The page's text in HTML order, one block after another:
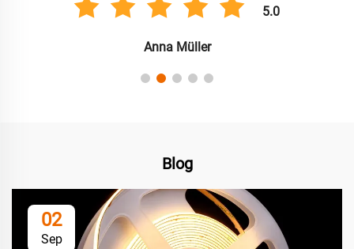
5.0
Anna Müller
Blog
02
Sep